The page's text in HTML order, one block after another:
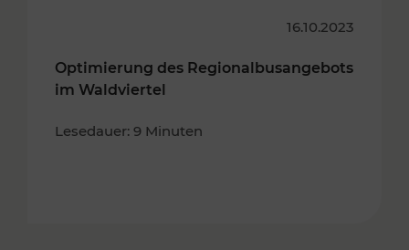
16.10.2023
Optimierung des Regionalbusangebots
im Waldviertel
Lesedauer: 9 Minuten